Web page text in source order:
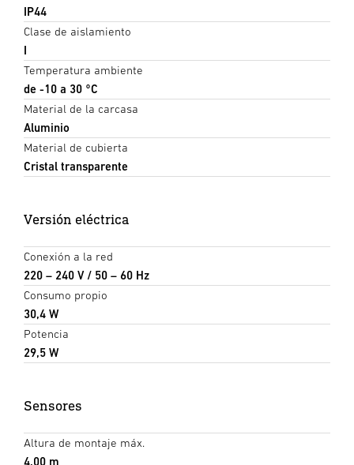
IP44
Clase de aislamiento
I
Temperatura ambiente
de -10 a 30 °C
Material de la carcasa
Aluminio
Material de cubierta
Cristal transparente
Versión eléctrica
Conexión a la red
220 – 240 V / 50 – 60 Hz
Consumo propio
30,4 W
Potencia
29,5 W
Sensores
Altura de montaje máx.
4,00 m